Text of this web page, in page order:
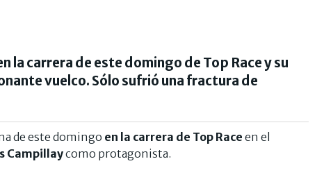
la carrera de este domingo de Top Race y su
vuelco. Sólo sufrió una fractura de
de este domingo en la carrera de Top Race en el
Campillaycomo protagonista.